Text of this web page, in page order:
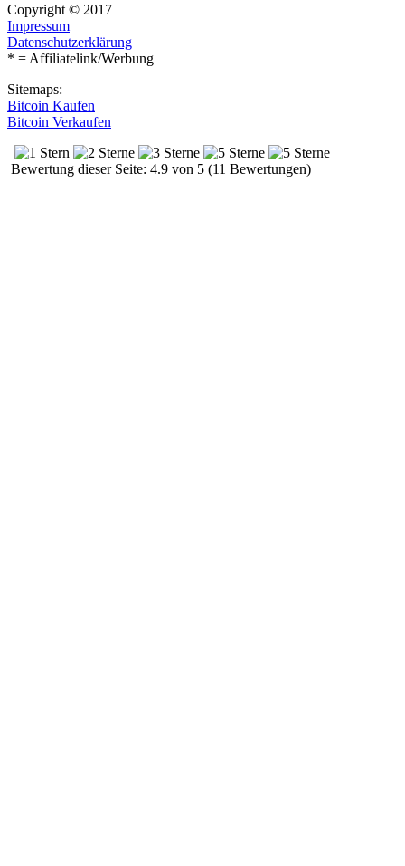
Copyright © 2017
Impressum
Datenschutzerklärung
* = Affiliatelink/Werbung
Sitemaps:
Bitcoin Kaufen
Bitcoin Verkaufen
Bewertung dieser Seite: 4.9 von 5 (11 Bewertungen)